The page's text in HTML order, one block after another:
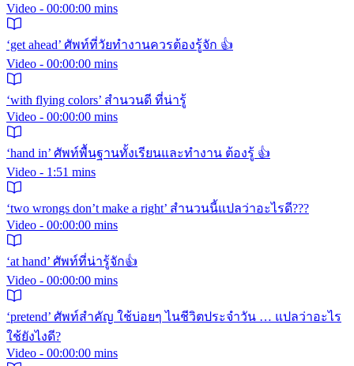
Video - 00:00:00 mins
‘get ahead’ ศัพท์ที่วัยทำงานควรต้องรู้จัก 👍
Video - 00:00:00 mins
‘with flying colors’ สำนวนดี ที่น่ารู้
Video - 00:00:00 mins
‘hand in’ ศัพท์พื้นฐานทั้งเรียนและทำงาน ต้องรู้ 👍
Video - 1:51 mins
‘two wrongs don’t make a right’ สำนวนนี้แปลว่าอะไรดี???
Video - 00:00:00 mins
‘at hand’ ศัพท์ที่น่ารู้จัก👍
Video - 00:00:00 mins
‘pretend’ ศัพท์สำคัญ ใช้บ่อยๆ ไนชีวิตประจำวัน … แปลว่าอะไร
ใช้ยังไงดี?
Video - 00:00:00 mins